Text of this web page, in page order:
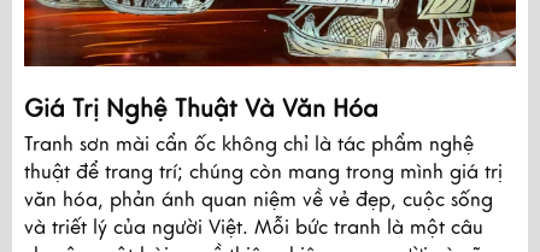
Giá Trị Nghệ Thuật Và Văn Hóa
Tranh sơn mài cẩn ốc không chỉ là tác phẩm nghệ
thuật để trang trí; chúng còn mang trong mình giá trị
văn hóa, phản ánh quan niệm về vẻ đẹp, cuộc sống
và triết lý của người Việt. Mỗi bức tranh là một câu